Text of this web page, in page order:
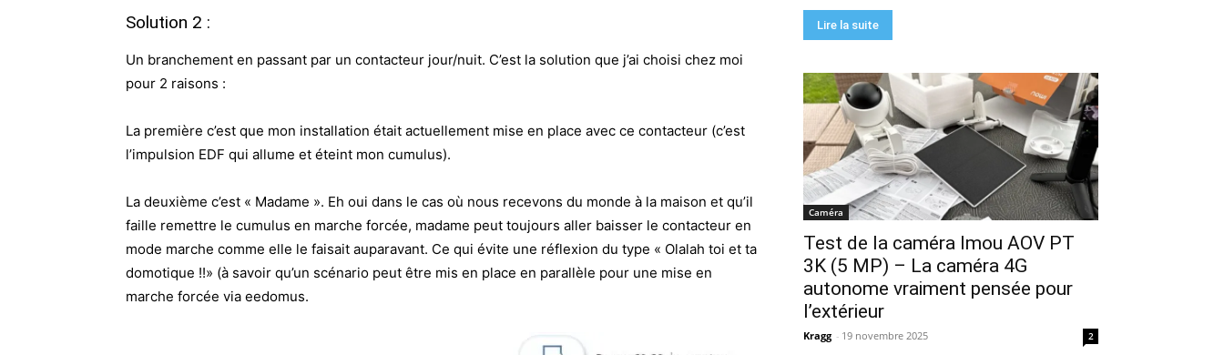
Solution 2 :
Un branchement en passant par un contacteur jour/nuit. C’est la solution que j’ai choisi chez moi
pour 2 raisons :
La première c’est que mon installation était actuellement mise en place avec ce contacteur (c’est
l’impulsion EDF qui allume et éteint mon cumulus).
La deuxième c’est « Madame ». Eh oui dans le cas où nous recevons du monde à la maison et qu’il
faille remettre le cumulus en marche forcée, madame peut toujours aller baisser le contacteur en
mode marche comme elle le faisait auparavant. Ce qui évite une réflexion du type « Olalah toi et ta
domotique !!» (à savoir qu’un scénario peut être mis en place en parallèle pour une mise en
marche forcée via eedomus.
Lire la suite
Caméra
Test de la caméra Imou AOV PT
3K (5 MP) – La caméra 4G
autonome vraiment pensée pour
l’extérieur
Kragg - 19 novembre 2025 2